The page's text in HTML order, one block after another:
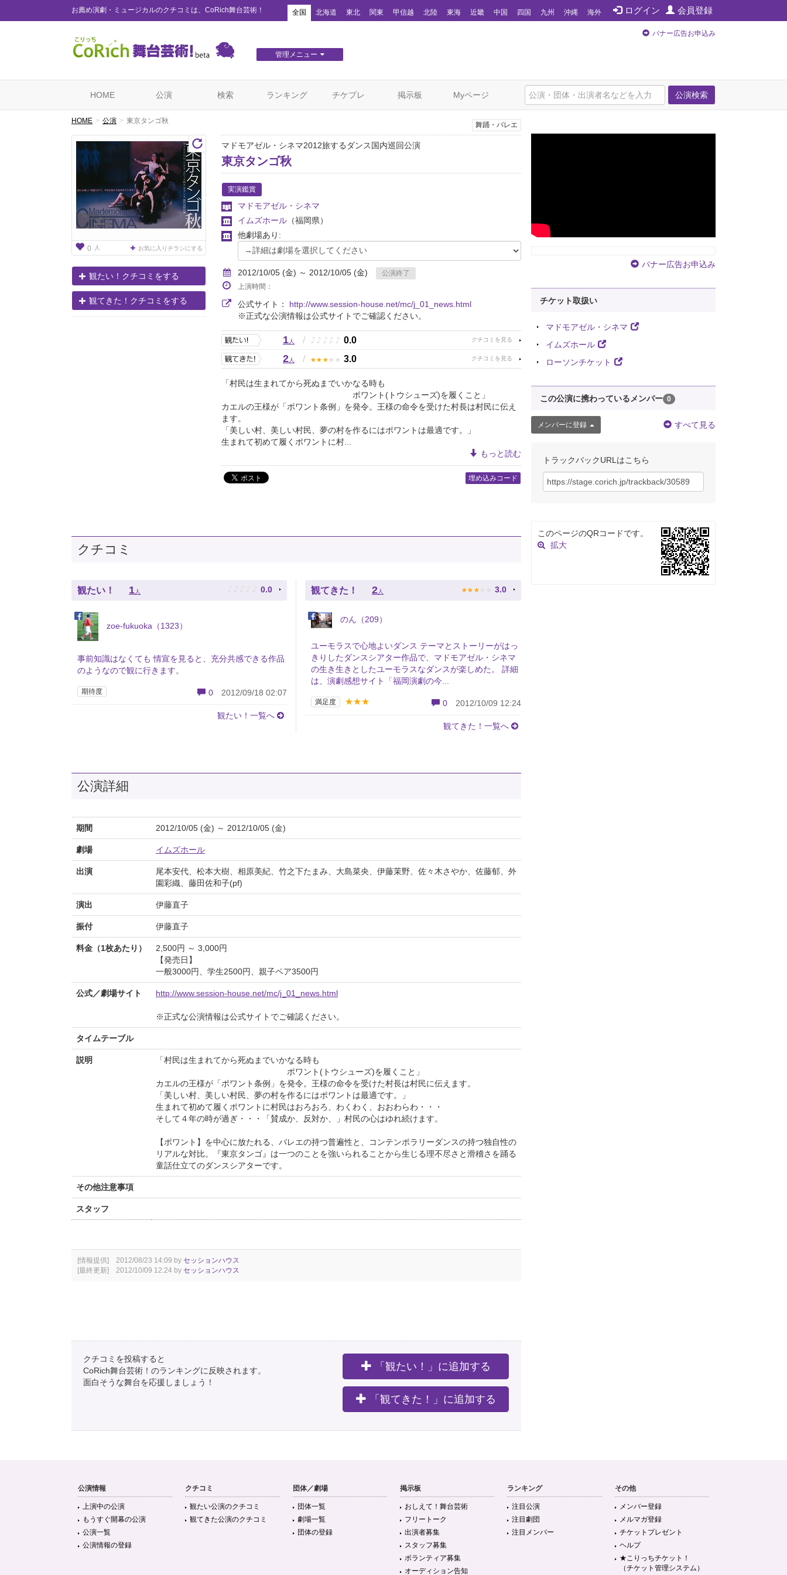
お薦め演劇・ミュージカルのクチコミは、CoRich舞台芸術！ ログイン 会員登録
全国 北海道 東北 関東 甲信越 北陸 東海 近畿 中国 四国 九州 沖縄 海外
管理メニュー
バナー広告お申込み
公演検索
HOME 公演 検索 ランキング チケプレ 掲示板 Myページ
HOME 公演 東京タンゴ秋
0 人 お気に入りチラシにする
観たい！クチコミをする
観てきた！クチコミをする
舞踊・バレエ
マドモアゼル・シネマ2012旅するダンス国内巡回公演
東京タンゴ秋
実演鑑賞
マドモアゼル・シネマ
イムズホール （福岡県）
他劇場あり:
2012/10/05 (金) ～ 2012/10/05 (金)
公演終了
上演時間：
公式サイト： http://www.session-house.net/mc/j_01_news.html
※正式な公演情報は公式サイトでご確認ください。
1人 / ♪ ♪ ♪ ♪ ♪ 0.0
2人 / ★ ★ ★ ★ ★ 3.0
「村民は生まれてから死ぬまでいかなる時も
ポワント(トウシューズ)を履くこと」
カエルの王様が「ポワント条例」を発令。王様の命令を受けた村長は村民に伝え
ます。
「美しい村、美しい村民、夢の村を作るにはポワントは最適です。」
生まれて初めて履くポワントに村...
もっと読む
埋め込みコード
クチコミ
観たい！ 1 人 ♪ ♪ ♪ ♪ ♪ 0.0
zoe-fukuoka（1323）
事前知識はなくても 情宣を見ると、充分共感できる作品
のようなので観に行きます。
期待度 0 2012/09/18 02:07
観たい！一覧へ
観てきた！ 2 人 ★ ★ ★ ★ ★ 3.0
のん（209）
ユーモラスで心地よいダンス テーマとストーリーがはっ
きりしたダンスシアター作品で、マドモアゼル・シネマ
の生き生きとしたユーモラスなダンスが楽しめた。 詳細
は、演劇感想サイト「福岡演劇の今...
満足度 ★★★ 0 2012/10/09 12:24
観てきた！一覧へ
公演詳細
期間 2012/10/05 (金) ～ 2012/10/05 (金)
劇場 イムズホール
出演
尾本安代、松本大樹、相原美紀、竹之下たまみ、大島菜央、伊藤茉野、佐々木さやか、佐藤郁、外
園彩織、藤田佐和子(pf)
演出 伊藤直子
振付 伊藤直子
料金（1枚あたり）
2,500円 ～ 3,000円
【発売日】
一般3000円、学生2500円、親子ペア3500円
公式／劇場サイト http://www.session-house.net/mc/j_01_news.html
※正式な公演情報は公式サイトでご確認ください。
タイムテーブル
説明
「村民は生まれてから死ぬまでいかなる時も
ポワント(トウシューズ)を履くこと」
カエルの王様が「ポワント条例」を発令。王様の命令を受けた村長は村民に伝えます。
「美しい村、美しい村民、夢の村を作るにはポワントは最適です。」
生まれて初めて履くポワントに村民はおろおろ、わくわく、おおわらわ・・・
そして４年の時が過ぎ・・・「賛成か、反対か、」村民の心はゆれ続けます。
【ポワント】を中心に放たれる、バレエの持つ普遍性と、コンテンポラリーダンスの持つ独自性の
リアルな対比。『東京タンゴ』は一つのことを強いられることから生じる理不尽さと滑稽さを踊る
童話仕立てのダンスシアターです。
その他注意事項
スタッフ
[情報提供] 2012/08/23 14:09 by セッションハウス
[最終更新] 2012/10/09 12:24 by セッションハウス
クチコミを投稿すると
CoRich舞台芸術！のランキングに反映されます。
面白そうな舞台を応援しましょう！
「観たい！」に追加する
「観てきた！」に追加する
バナー広告お申込み
チケット取扱い
マドモアゼル・シネマ
イムズホール
ローソンチケット
この公演に携わっているメンバー 0
メンバーに登録 すべて見る
トラックバックURLはこちら
このページのQRコードです。
拡大
公演情報
上演中の公演
もうすぐ開幕の公演
公演一覧
公演情報の登録
クチコミ
観たい公演のクチコミ
観てきた公演のクチコミ
団体／劇場
団体一覧
劇場一覧
団体の登録
掲示板
おしえて！舞台芸術
フリートーク
出演者募集
スタッフ募集
ボランティア募集
オーディション告知
ランキング
注目公演
注目劇団
注目メンバー
その他
メンバー登録
メルマガ登録
チケットプレゼント
ヘルプ
★こりっちチケット！
（チケット管理システム）